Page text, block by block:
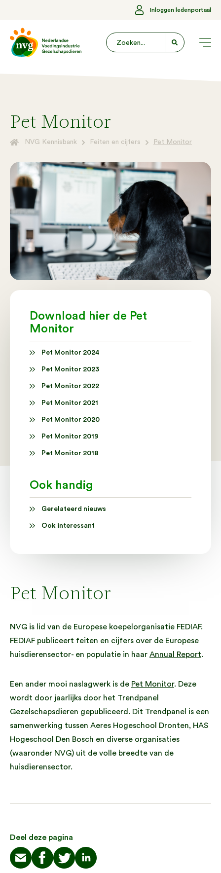
Inloggen ledenportaal
Pet Monitor
NVG Kennisbank Feiten en cijfers Pet Monitor
Download hier de Pet
Monitor
Pet Monitor 2024
Pet Monitor 2023
Pet Monitor 2022
Pet Monitor 2021
Pet Monitor 2020
Pet Monitor 2019
Pet Monitor 2018
Ook handig
Gerelateerd nieuws
Ook interessant
Pet Monitor
NVG is lid van de Europese koepelorganisatie FEDIAF.
FEDIAF publiceert feiten en cijfers over de Europese
huisdierensector- en populatie in haar Annual Report.
Een ander mooi naslagwerk is de Pet Monitor. Deze
wordt door jaarlijks door het Trendpanel
Gezelschapsdieren gepubliceerd. Dit Trendpanel is een
samenwerking tussen Aeres Hogeschool Dronten, HAS
Hogeschool Den Bosch en diverse organisaties
(waaronder NVG) uit de volle breedte van de
huisdierensector.
Deel deze pagina